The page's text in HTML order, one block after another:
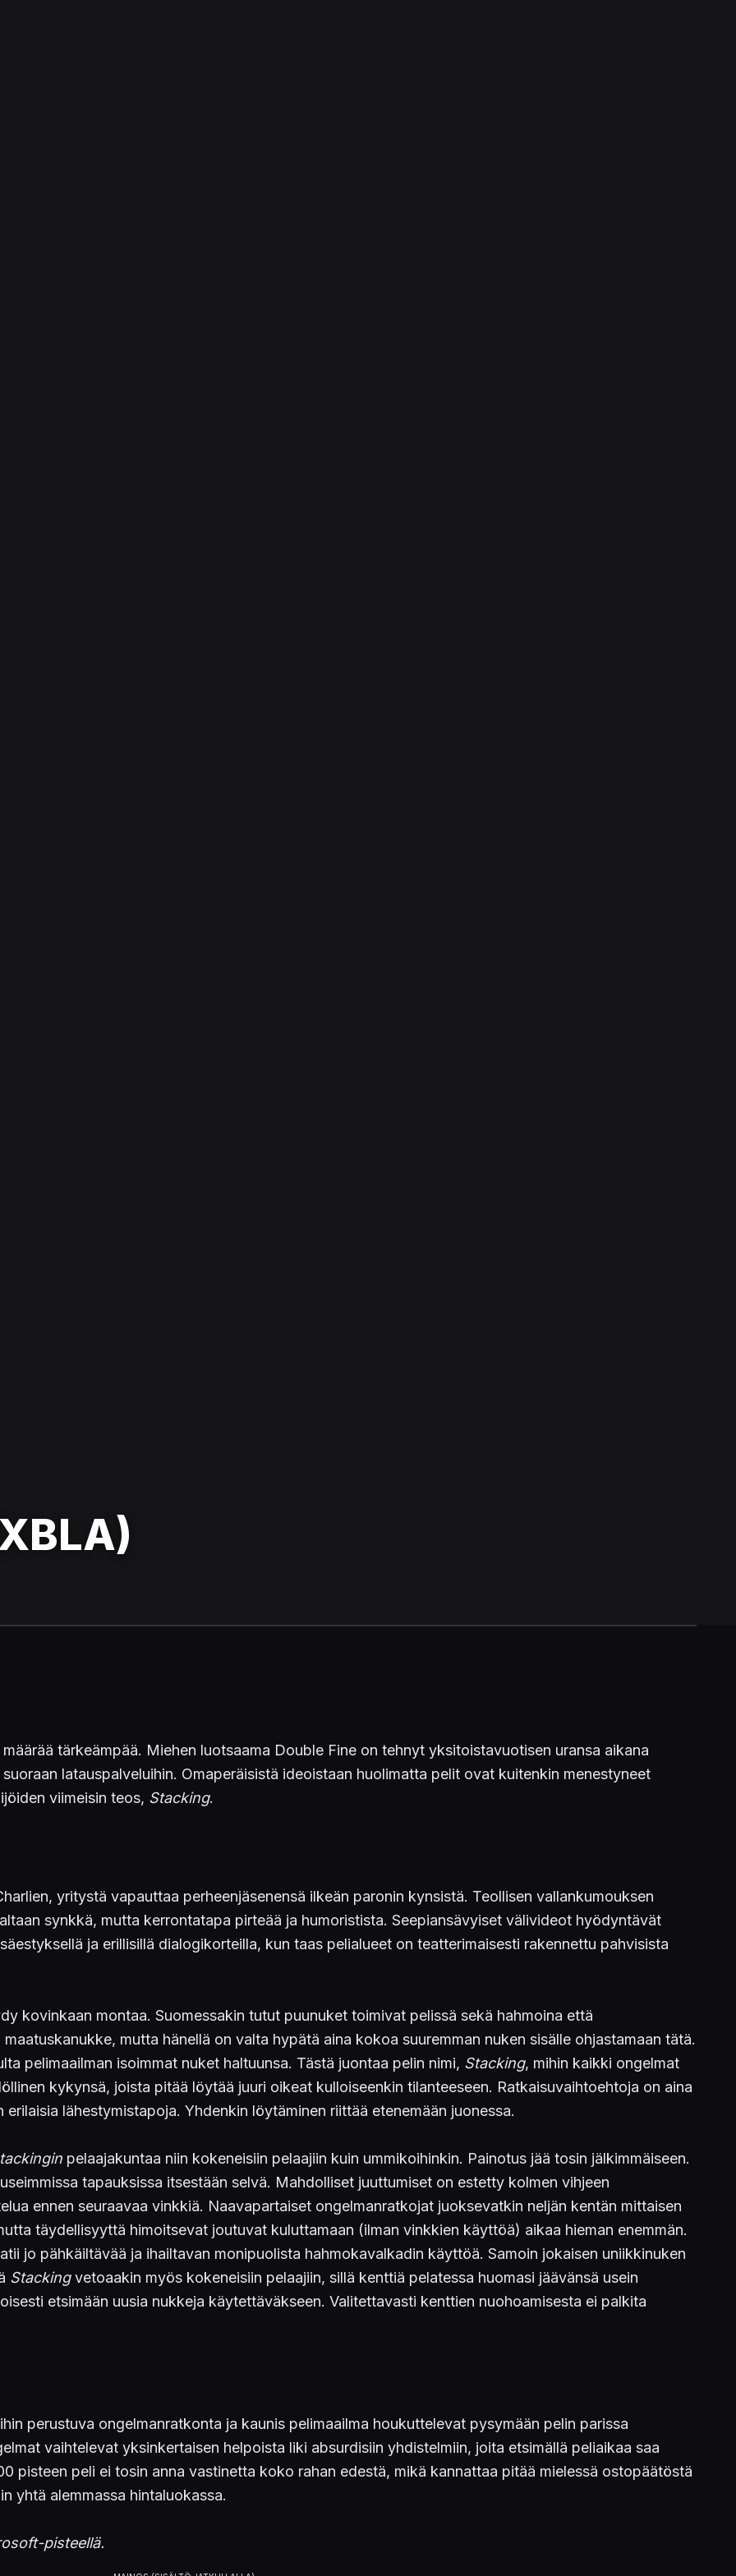
tärkeämpää. Miehen luotsaama Double Fine on tehnyt yksitoistavuotisen uransa aikana
latauspalveluihin. Omaperäisistä ideoistaan huolimatta pelit ovat kuitenkin menestyneet
viimeisin teos, Stacking.
yritystä vapauttaa perheenjäsenensä ilkeän paronin kynsistä. Teollisen vallankumouksen
synkkä, mutta kerrontatapa pirteää ja humoristista. Seepiansävyiset välivideot hyödyntävät
ja erillisillä dialogikorteilla, kun taas pelialueet on teatterimaisesti rakennettu pahvisista
kovinkaan montaa. Suomessakin tutut puunuket toimivat pelissä sekä hahmoina että
mutta hänellä on valta hypätä aina kokoa suuremman nuken sisälle ohjastamaan tätä.
pelimaailman isoimmat nuket haltuunsa. Tästä juontaa pelin nimi, Stacking, mihin kaikki ongelmat
kykynsä, joista pitää löytää juuri oikeat kulloiseenkin tilanteeseen. Ratkaisuvaihtoehtoja on aina
lähestymistapoja. Yhdenkin löytäminen riittää etenemään juonessa.
pelaajakuntaa niin kokeneisiin pelaajiin kuin ummikoihinkin. Painotus jää tosin jälkimmäiseen.
tapauksissa itsestään selvä. Mahdolliset juuttumiset on estetty kolmen vihjeen
ennen seuraavaa vinkkiä. Naavapartaiset ongelmanratkojat juoksevatkin neljän kentän mittaisen
täydellisyyttä himoitsevat joutuvat kuluttamaan (ilman vinkkien käyttöä) aikaa hieman enemmän.
jo pähkäiltävää ja ihailtavan monipuolista hahmokavalkadin käyttöä. Samoin jokaisen uniikkinuken
Stackingvetoaakin myös kokeneisiin pelaajiin, sillä kenttiä pelatessa huomasi jäävänsä usein
etsimään uusia nukkeja käytettäväkseen. Valitettavasti kenttien nuohoamisesta ei palkita
perustuva ongelmanratkonta ja kaunis pelimaailma houkuttelevat pysymään pelin parissa
vaihtelevat yksinkertaisen helpoista liki absurdisiin yhdistelmiin, joita etsimällä peliaikaa saa
pisteen peli ei tosin anna vastinetta koko rahan edestä, mikä kannattaa pitää mielessä ostopäätöstä
yhtä alemmassa hintaluokassa.
pisteellä.